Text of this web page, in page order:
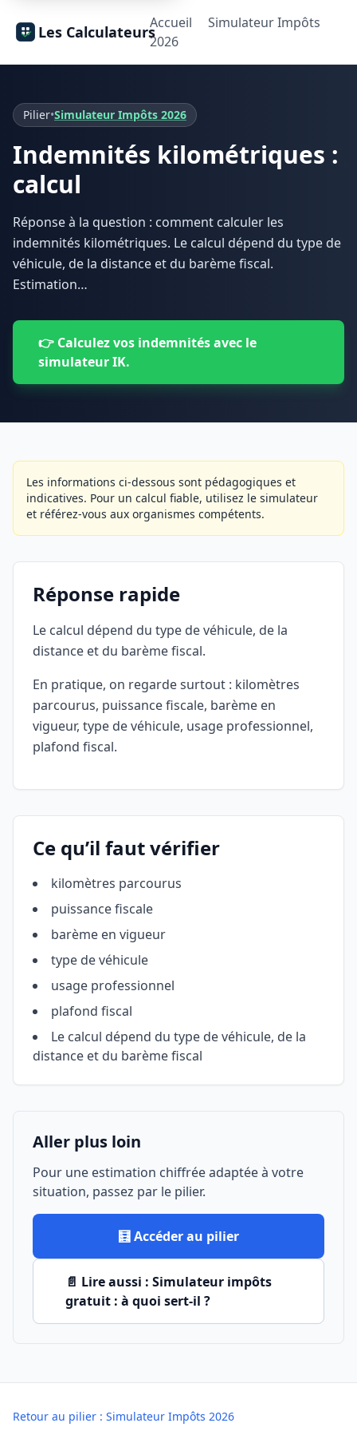
Les CalculateursAccueil
Simulateur Impôts
2026
Pilier•Simulateur Impôts 2026
Indemnités kilométriques :
calcul
Réponse à la question : comment calculer les
indemnités kilométriques. Le calcul dépend du type de
véhicule, de la distance et du barème fiscal.
Estimation…
👉 Calculez vos indemnités avec le
simulateur IK.
Les informations ci-dessous sont pédagogiques et
indicatives. Pour un calcul fiable, utilisez le simulateur
et référez-vous aux organismes compétents.
Réponse rapide
Le calcul dépend du type de véhicule, de la
distance et du barème fiscal.
En pratique, on regarde surtout : kilomètres
parcourus, puissance fiscale, barème en
vigueur, type de véhicule, usage professionnel,
plafond fiscal.
Ce qu’il faut vérifier
kilomètres parcourus
puissance fiscale
barème en vigueur
type de véhicule
usage professionnel
plafond fiscal
Le calcul dépend du type de véhicule, de la
distance et du barème fiscal
Aller plus loin
Pour une estimation chiffrée adaptée à votre
situation, passez par le pilier.
🧮 Accéder au pilier
📄 Lire aussi : Simulateur impôts
gratuit : à quoi sert-il ?
Retour au pilier : Simulateur Impôts 2026